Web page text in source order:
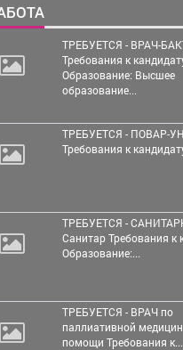
ТРЕБУЕТСЯ - ВРАЧ-
Требования к
Образование: Высшее
образование...
ТРЕБУЕТСЯ - ПОВАР-
Требования к
ТРЕБУЕТСЯ -
Санитар Требования к
Образование:...
ТРЕБУЕТСЯ - ВРАЧ по
паллиативной
помощи Требования к...